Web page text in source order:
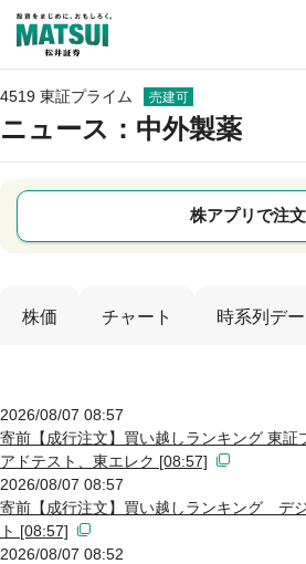
4519 東証プライム 売建可
ニュース ：中外製薬
株アプリで注文
株価 チャート 時系列デ
2026/08/07 08:57
寄前【成行注文】買い越しランキング 東
アドテスト、東エレク [08:57]
2026/08/07 08:57
寄前【成行注文】買い越しランキング デ
ト [08:57]
2026/08/07 08:52